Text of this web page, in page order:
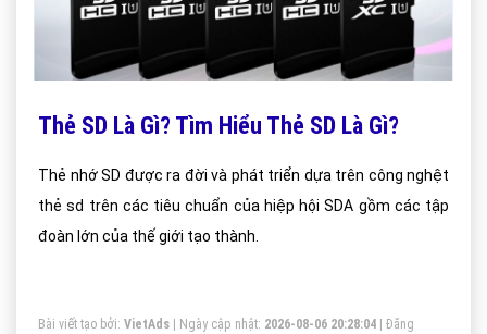
Thẻ SD Là Gì? Tìm Hiểu Thẻ SD Là Gì?
Thẻ nhớ SD được ra đời và phát triển dựa trên công nghệt
thẻ sd trên các tiêu chuẩn của hiệp hội SDA gồm các tập
đoàn lớn của thế giới tạo thành.
Bài viết tạo bởi: VietAds | Ngày cập nhật: 2026-08-06 20:28:04
Đăng